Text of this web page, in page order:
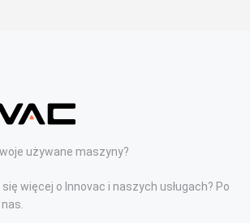
używane maszyny?
więcej o Innovac i naszych usługach? Po